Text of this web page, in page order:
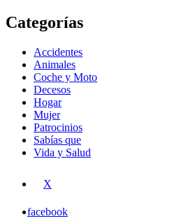
Categorías
Accidentes
Animales
Coche y Moto
Decesos
Hogar
Mujer
Patrocinios
Sabías que
Vida y Salud
X
facebook